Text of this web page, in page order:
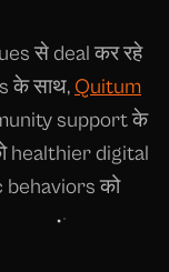
से deal कर रहे
के साथ, Quitum
support के
healthier digital
को